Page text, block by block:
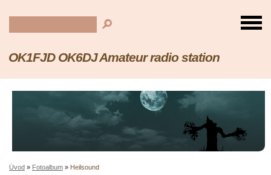
OK1FJD OK6DJ Amateur radio station
Úvod » Fotoalbum » Heilsound